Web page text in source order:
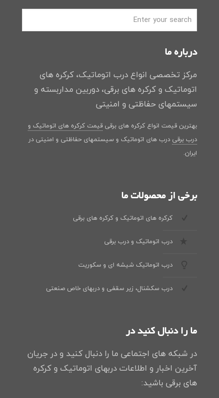
درباره ما
مرکز تخصصی انواع درب اتوماتیک، کرکره های
اتوماتیک و کرکره های برقی، دوربین مداربسته و
سیستمهای حفاظتی و امنیتی
بهترین قیمت انواع کرکره های برقی قیمت کرکره های اتوماتیک و
درب برقی درب های اتوماتیک و سیستمهای حفاظتی و امنیتی در
ایران.
برخی از محصولات ما
کرکره های اتوماتیک و کرکره های برقی
درب اتوماتیک و درب برقی
درب اتوماتیک شیشه ای و سکوریت
درب سکشنال، زیر سقفی و دربهای خاص صنعتی
ما را دنبال کنید در
در شبکه های اجتماعی ما را دنبال کنید و در جریان
آخرین اخبار و اطلاعات دربهای اتوماتیک و کرکره
های برقی باشید: